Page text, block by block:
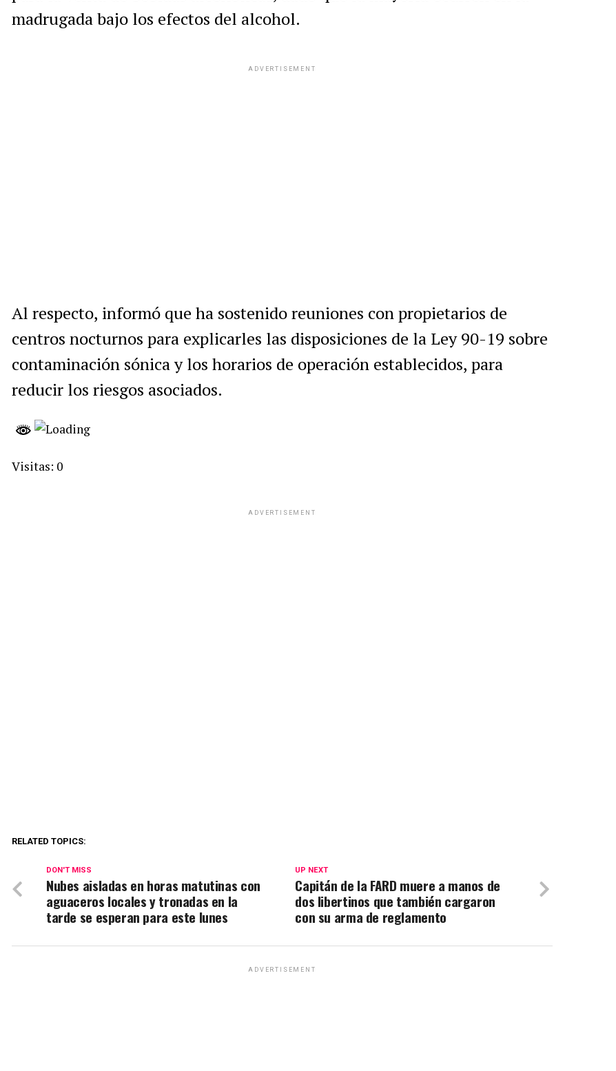
madrugada bajo los efectos del alcohol.
ADVERTISEMENT
Al respecto, informó que ha sostenido reuniones con propietarios de
centros nocturnos para explicarles las disposiciones de la Ley 90-19 sobre
contaminación sónica y los horarios de operación establecidos, para
reducir los riesgos asociados.
Visitas: 0
ADVERTISEMENT
RELATED TOPICS:
UP NEXT
Capitán de la FARD muere a manos de
dos libertinos que también cargaron
con su arma de reglamento
DON'T MISS
Nubes aisladas en horas matutinas con
aguaceros locales y tronadas en la
tarde se esperan para este lunes
ADVERTISEMENT